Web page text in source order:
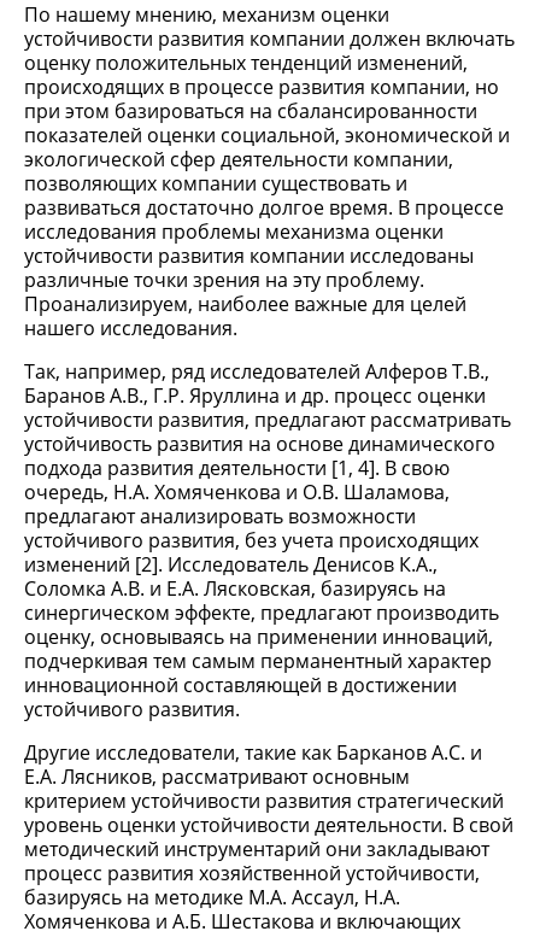
По нашему мнению, механизм оценки
устойчивости развития компании должен включать
оценку положительных тенденций изменений,
происходящих в процессе развития компании, но
при этом базироваться на сбалансированности
показателей оценки социальной, экономической и
экологической сфер деятельности компании,
позволяющих компании существовать и
развиваться достаточно долгое время. В процессе
исследования проблемы механизма оценки
устойчивости развития компании исследованы
различные точки зрения на эту проблему.
Проанализируем, наиболее важные для целей
нашего исследования.
Так, например, ряд исследователей Алферов Т.В.,
Баранов А.В., Г.Р. Яруллина и др. процесс оценки
устойчивости развития, предлагают рассматривать
устойчивость развития на основе динамического
подхода развития деятельности [1, 4]. В свою
очередь, Н.А. Хомяченкова и О.В. Шаламова,
предлагают анализировать возможности
устойчивого развития, без учета происходящих
изменений [2]. Исследователь Денисов К.А.,
Соломка А.В. и Е.А. Лясковская, базируясь на
синергическом эффекте, предлагают производить
оценку, основываясь на применении инноваций,
подчеркивая тем самым перманентный характер
инновационной составляющей в достижении
устойчивого развития.
Другие исследователи, такие как Барканов А.С. и
Е.А. Лясников, рассматривают основным
критерием устойчивости развития стратегический
уровень оценки устойчивости деятельности. В свой
методический инструментарий они закладывают
процесс развития хозяйственной устойчивости,
базируясь на методике М.А. Ассаул, Н.А.
Хомяченкова и А.Б. Шестакова и включающих